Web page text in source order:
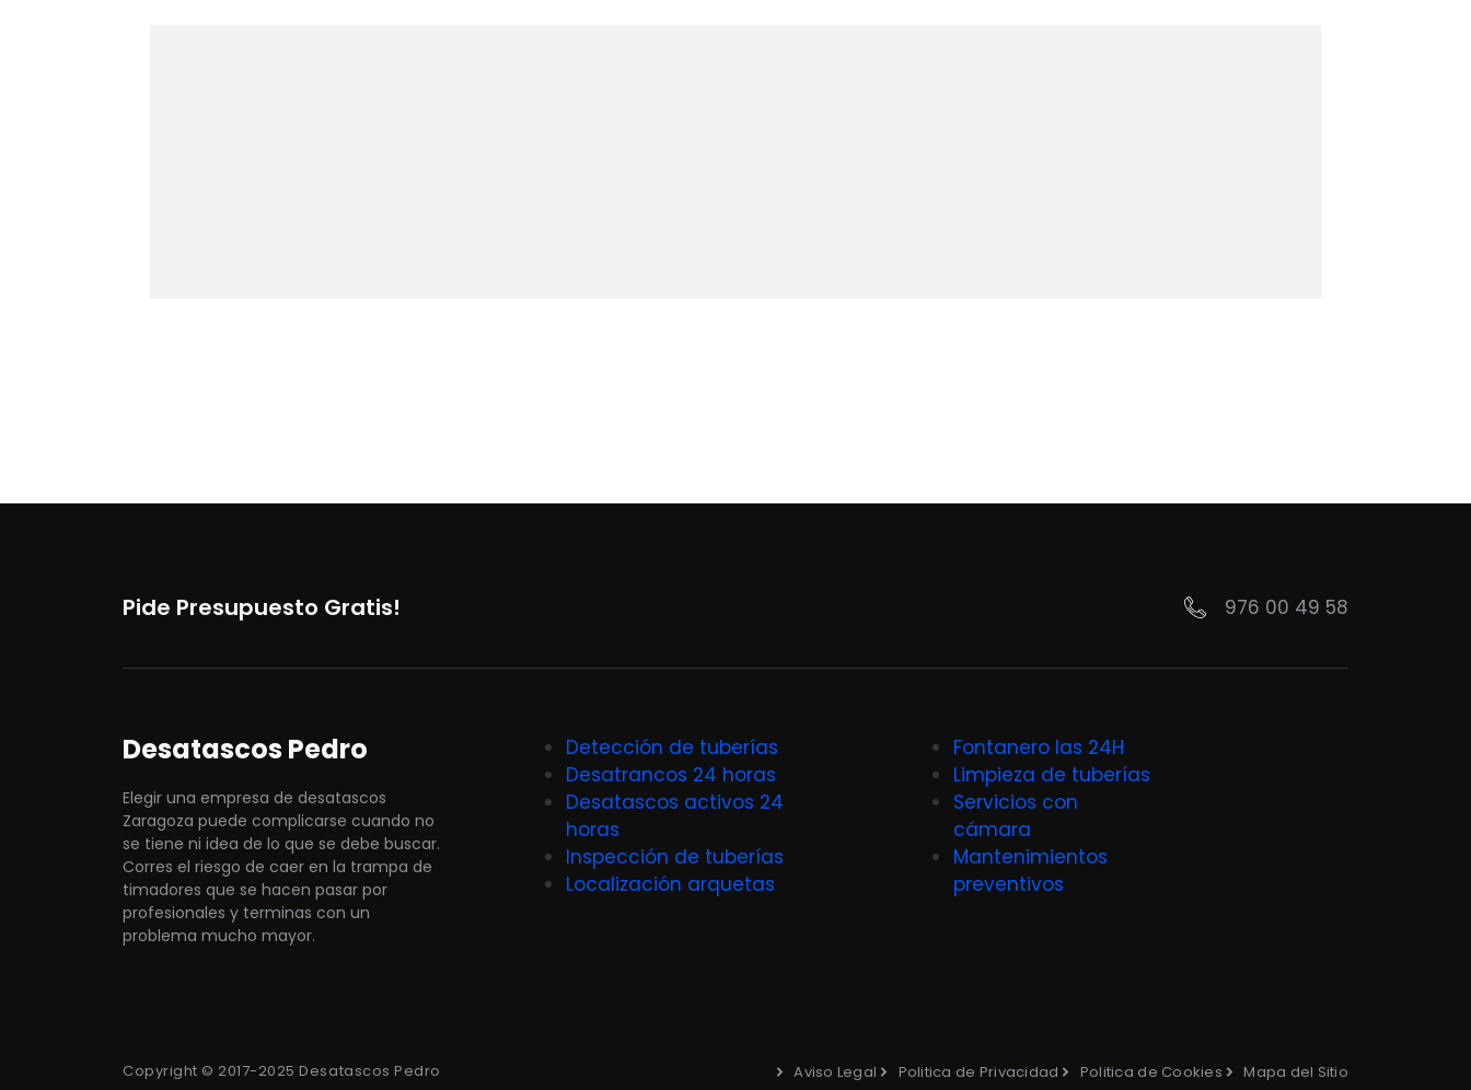
Pide Presupuesto Gratis! 976 00 49 58
Desatascos Pedro
Elegir una empresa de desatascos
Zaragoza puede complicarse cuando no
se tiene ni idea de lo que se debe buscar.
Corres el riesgo de caer en la trampa de
timadores que se hacen pasar por
profesionales y terminas con un
problema mucho mayor.
Detección de tuberías
Desatrancos 24 horas
Desatascos activos 24
horas
Inspección de tuberías
Localización arquetas
Fontanero las 24H
Limpieza de tuberías
Servicios con
cámara
Mantenimientos
preventivos
Copyright © 2017-2025 Desatascos Pedro Aviso Legal Politica de Privacidad Politica de Cookies Mapa del Sitio